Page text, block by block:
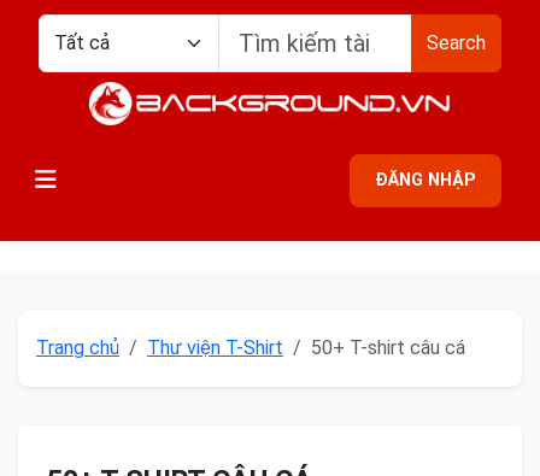
Search
ĐĂNG NHẬP
Trang chủ Thư viện T-Shirt 50+ T-shirt câu cá